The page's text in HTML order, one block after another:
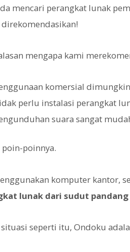
mencari perangkat lunak
mengapa kami
komersial
perlu instalasi perangkat
suara sangat
poinnya.
komputer kantor,
lunak dari sudut
seperti itu, Ondoku